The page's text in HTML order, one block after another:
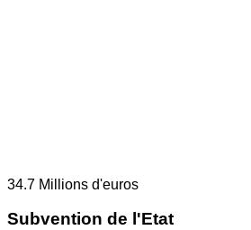
34.7 Millions d'euros
Subvention de l'Etat